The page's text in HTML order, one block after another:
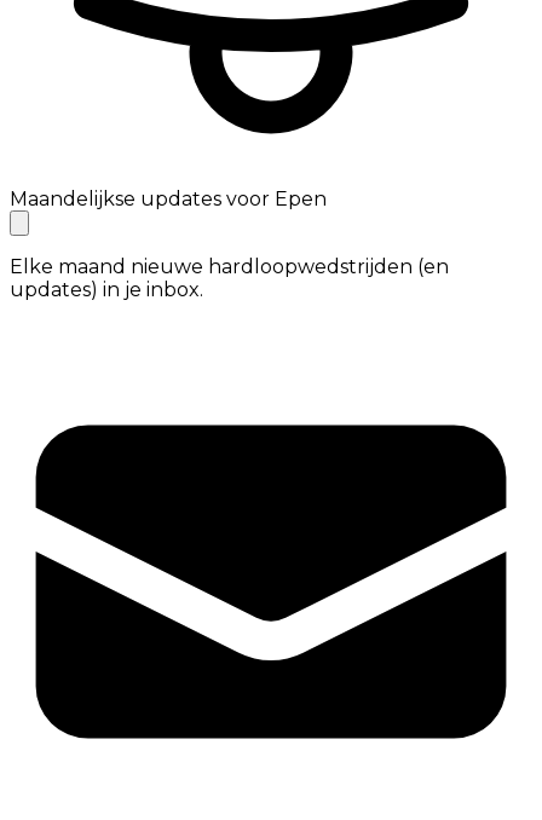
Maandelijkse updates voor Epen
Elke maand nieuwe hardloopwedstrijden (en
updates) in je inbox.